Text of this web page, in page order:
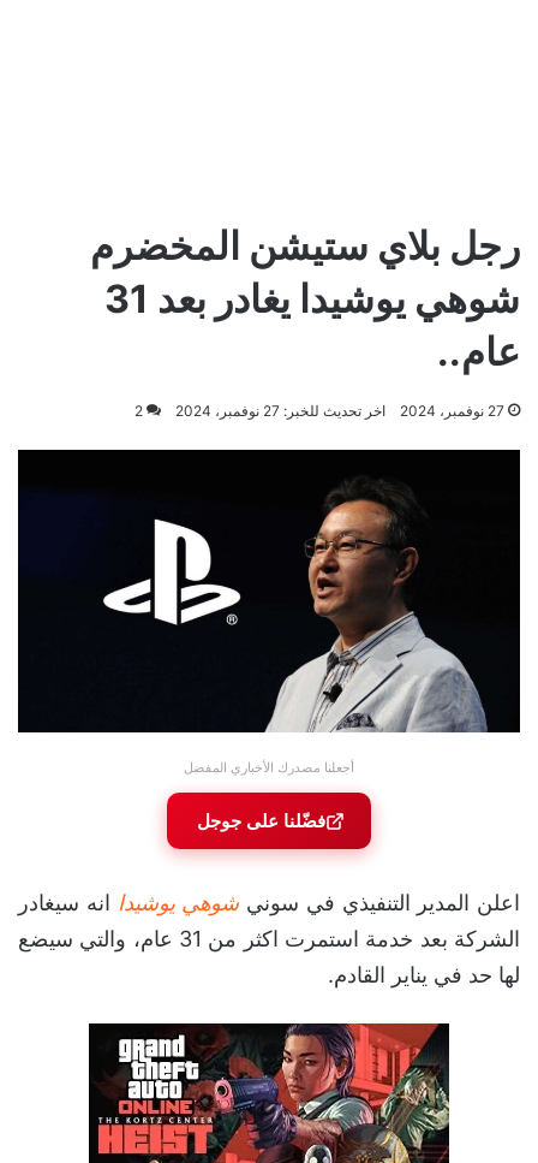
رجل بلاي ستيشن المخضرم
شوهي يوشيدا يغادر بعد 31
عام..
27 نوفمبر، 2024 اخر تحديث للخبر: 27 نوفمبر، 2024 2
أجعلنا مصدرك الأخباري المفضل
فضّلنا على جوجل
اعلن المدير التنفيذي في سونيشوهي يوشيدا انه سيغادر
الشركة بعد خدمة استمرت اكثر من 31 عام، والتي سيضع
لها حد في يناير القادم.